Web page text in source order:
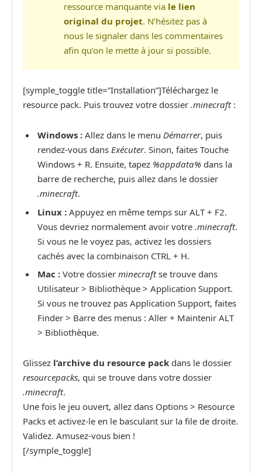
ressource manquante via le lien
original du projet. N’hésitez pas à
nous le signaler dans les commentaires
afin qu’on le mette à jour si possible.
[symple_toggle title=”Installation”]Téléchargez le
resource pack. Puis trouvez votre dossier .minecraft:
Windows : Allez dans le menu Démarrer, puis
rendez-vous dans Exécuter. Sinon, faites Touche
Windows + R. Ensuite, tapez %appdata% dans la
barre de recherche, puis allez dans le dossier
.minecraft.
Linux : Appuyez en même temps sur ALT + F2.
Vous devriez normalement avoir votre .minecraft.
Si vous ne le voyez pas, activez les dossiers
cachés avec la combinaison CTRL + H.
Mac : Votre dossier minecraftse trouve dans
Utilisateur > Bibliothèque > Application Support.
Si vous ne trouvez pas Application Support, faites
Finder > Barre des menus : Aller + Maintenir ALT
> Bibliothèque.
Glissez l’archive du resource pack dans le dossier
resourcepacks, qui se trouve dans votre dossier
.minecraft.
Une fois le jeu ouvert, allez dans Options > Resource
Packs et activez-le en le basculant sur la file de droite.
Validez. Amusez-vous bien !
[/symple_toggle]